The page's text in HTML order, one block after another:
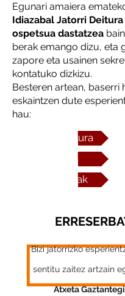
Egunari amaiera
Idiazabal Jatorri
ospetsua dastatzea
berak emango dizu, eta
zapore eta usainen
kontatuko dizkizu.
Besteren artean, baserri
eskaintzen dute
hau:
Alluitz Natura
Isusi Anaiak
Bizi jatorrizko
sentitu zaitez artzain
Atxeta